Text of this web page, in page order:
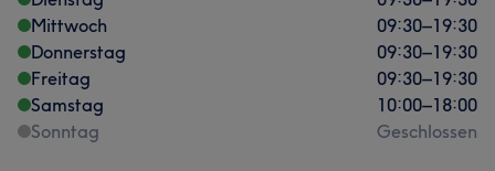
Mittwoch
09:30–19:30
Donnerstag
09:30–19:30
Freitag
09:30–19:30
Samstag
10:00–18:00
Sonntag
Geschlossen